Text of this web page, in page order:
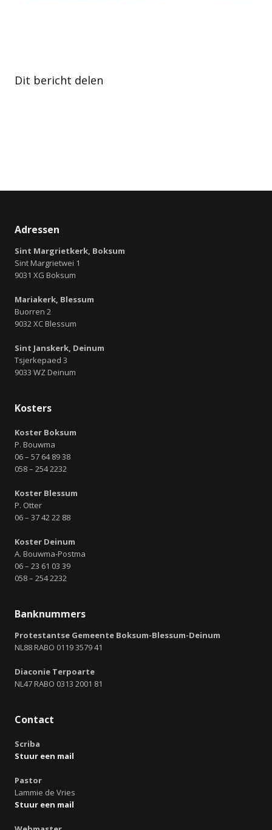
Dit bericht delen
Adressen
Sint Margrietkerk, Boksum
Sint Margrietwei 1
9031 XG Boksum
Mariakerk, Blessum
Buorren 2
9032 XC Blessum
Sint Janskerk, Deinum
Tsjerkepaed 3
9033 WZ Deinum
Kosters
Koster Boksum
P. Bouwma
06 – 57 64 89 38
058 – 254 2232
Koster Blessum
P. Otter
06 – 37 42 22 88
Koster Deinum
A. Bouwma-Postma
06 – 23 61 03 39
058 – 254 2232
Banknummers
Protestantse Gemeente Boksum-Blessum-Deinum
NL88 RABO 0119 3579 41
Diaconie Terpoarte
NL47 RABO 0313 2001 81
Contact
Scriba
Stuur een mail
Pastor
Lammie de Vries
Stuur een mail